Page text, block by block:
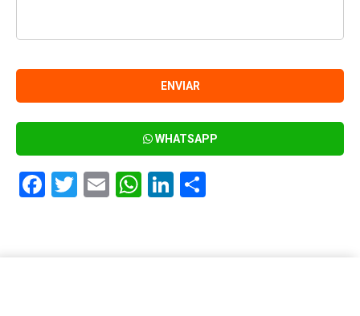
WHATSAPP
Facebook
Twitter
EmailWhatsApp
LinkedIn